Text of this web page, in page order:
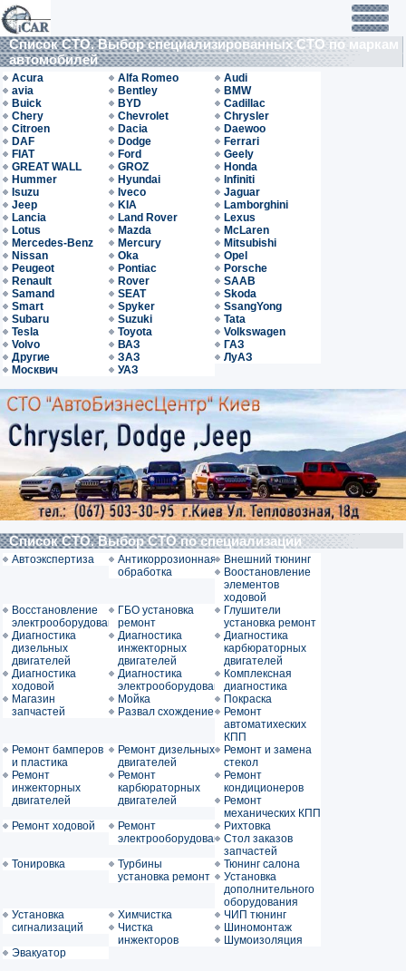
Список СТО. Выбор специализированных СТО по маркам
автомобилей
Acura Alfa Romeo
Audi
avia
Bentley
BMW
Buick
BYD
Cadillac
Chery
Chevrolet
Chrysler
Citroen
Dacia
Daewoo
DAF
Dodge
Ferrari
FIAT
Ford
Geely
GREAT WALL
GROZ
Honda
Hummer
Hyundai
Infiniti
Isuzu
Iveco
Jaguar
Jeep
KIA
Lamborghini
Lancia
Land Rover
Lexus
Lotus
Mazda
McLaren
Mercedes-Benz
Mercury
Mitsubishi
Nissan
Oka
Opel
Peugeot
Pontiac
Porsche
Renault
Rover
SAAB
Samand
SEAT
Skoda
Smart
Spyker
SsangYong
Subaru
Suzuki
Tata
Tesla
Toyota
Volkswagen
Volvo
ВАЗ
ГАЗ
Другие
ЗАЗ
ЛуАЗ
Москвич
УАЗ
Список СТО. Выбор СТО по специализации
Автоэкспертиза
Антикоррозионная
обработка
Внешний тюнинг
Воостановление
элементов
ходовой
Восстановление
электрооборудования
ГБО установка
ремонт
Глушители
установка ремонт
Диагностика
дизельных
двигателей
Диагностика
инжекторных
двигателей
Диагностика
карбюраторных
двигателей
Диагностика
ходовой
Диагностика
электрооборудования
Комплексная
диагностика
Магазин
запчастей
Мойка
Покраска
Развал схождение
Ремонт
автоматихеских
КПП
Ремонт бамперов
и пластика
Ремонт дизельных
двигателей
Ремонт и замена
стекол
Ремонт
инжекторных
двигателей
Ремонт
карбюраторных
двигателей
Ремонт
кондиционеров
Ремонт
механических КПП
Ремонт ходовой
Ремонт
электрооборудования
Рихтовка
Стол заказов
запчастей
Тонировка
Турбины
установка ремонт
Тюнинг салона
Установка
дополнительного
оборудования
Установка
сигнализаций
Химчистка
ЧИП тюнинг
Чистка
инжекторов
Шиномонтаж
Шумоизоляция
Эвакуатор